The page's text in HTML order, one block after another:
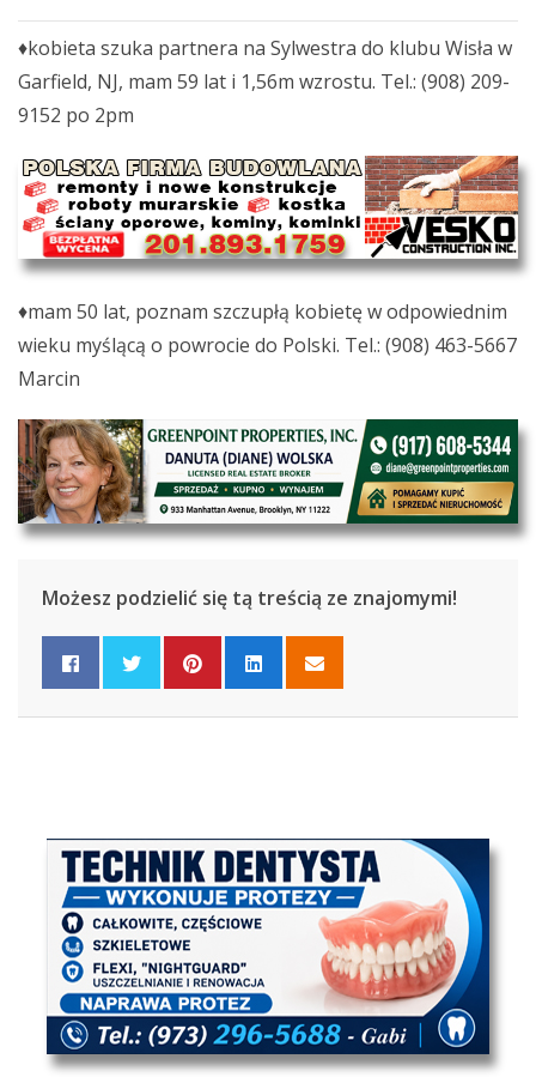
♦kobieta szuka partnera na Sylwestra do klubu Wisła w
Garfield, NJ, mam 59 lat i 1,56m wzrostu. Tel.: (908) 209-
9152 po 2pm
♦mam 50 lat, poznam szczupłą kobietę w odpowiednim
wieku myślącą o powrocie do Polski. Tel.: (908) 463-5667
Marcin
Możesz podzielić się tą treścią ze znajomymi!